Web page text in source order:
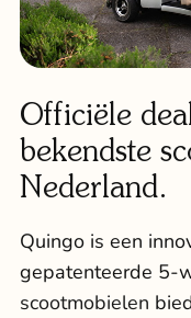
Officiële
bekendste
Nederland.
Quingo is een
gepatenteerde 5-
scootmobielen